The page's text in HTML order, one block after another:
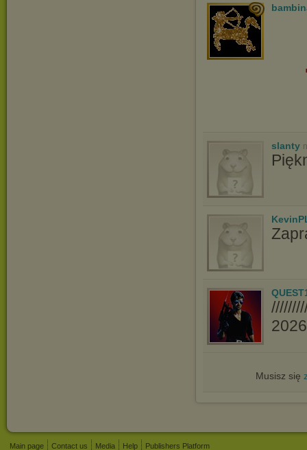
slanty
Musisz się
Main page Contact us Media Help Publishers Platform